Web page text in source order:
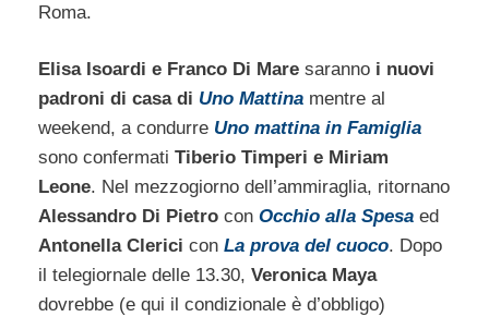
Roma.
Elisa Isoardi e Franco Di Mare saranno i nuovi
padroni di casa di Uno Mattina mentre al
weekend, a condurre Uno mattina in Famiglia
sono confermati Tiberio Timperi e Miriam
Leone. Nel mezzogiorno dell’ammiraglia, ritornano
Alessandro Di Pietro con Occhio alla Spesa ed
Antonella Clerici con La prova del cuoco. Dopo
il telegiornale delle 13.30, Veronica Maya
dovrebbe (e qui il condizionale è d’obbligo)